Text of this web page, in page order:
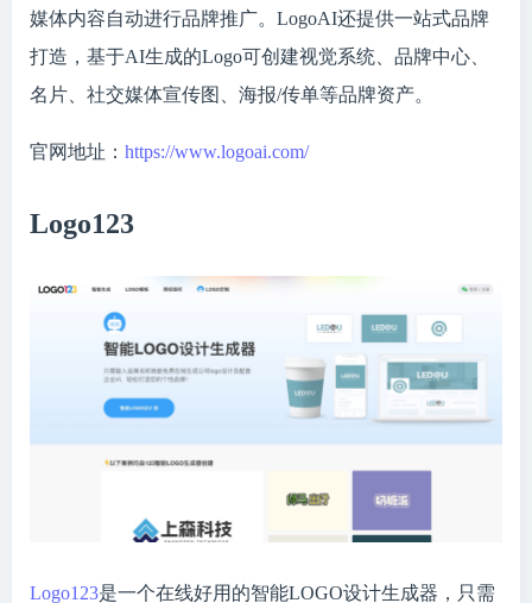
媒体内容自动进行品牌推广。LogoAI还提供一站式品牌
打造，基于AI生成的Logo可创建视觉系统、品牌中心、
名片、社交媒体宣传图、海报/传单等品牌资产。
官网地址： https://www.logoai.com/
Logo123
Logo123是一个在线好用的智能LOGO设计生成器，只需